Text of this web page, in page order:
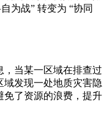
为战” 转变为 “协同
当某一区域在排查过
域发现一处地质灾害隐
免了资源的浪费，提升